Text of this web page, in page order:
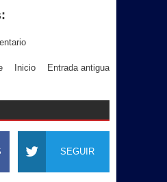
Entrada antigua
Inicio
SEGUIR